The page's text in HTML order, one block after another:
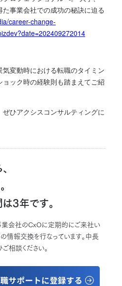
事業会社での成功の秘訣に迫る
career-change-
変動時における転職のタイミン
ック時の経験則も踏まえてご紹
ひアクシスコンサルティングに
3年です。
業会社のCxOに定期的にご来社い
情報交換を行なっています。中長
相談ください。